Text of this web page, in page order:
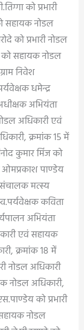
को प्रभारी
सहायक नोडल
को प्रभारी नोडल
को सहायक नोडल
निवेश
धमेन्द्र
अभियंता
अधिकारी एवं
क्रमांक 15 में
कुमार मिंज को
ओमप्रकाश पाण्डेय
मत्स्य
कविता
अभियंता
एवं सहायक
क्रमांक 18 में
नोडल अधिकारी
नोडल अधिकारी,
को प्रभारी
नोडल